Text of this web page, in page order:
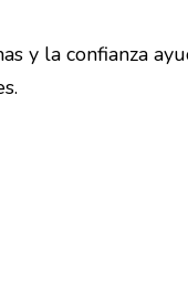
y la confianza